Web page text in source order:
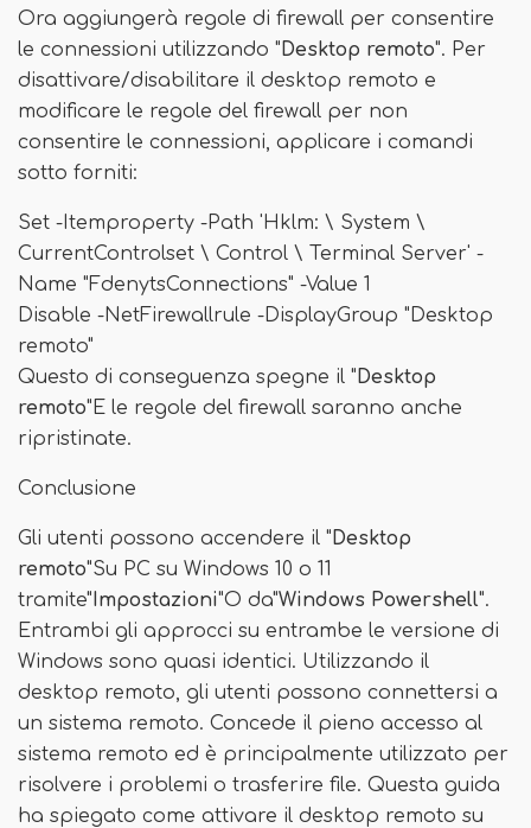
Ora aggiungerà regole di firewall per consentire
le connessioni utilizzando "Desktop remoto". Per
disattivare/disabilitare il desktop remoto e
modificare le regole del firewall per non
consentire le connessioni, applicare i comandi
sotto forniti:
Set -Itemproperty -Path 'Hklm: \ System \
CurrentControlset \ Control \ Terminal Server' -
Name "FdenytsConnections" -Value 1
Disable -NetFirewallrule -DisplayGroup "Desktop
remoto"
Questo di conseguenza spegne il "Desktop
remoto"E le regole del firewall saranno anche
ripristinate.
Conclusione
Gli utenti possono accendere il "Desktop
remoto"Su PC su Windows 10 o 11
tramite"Impostazioni"O da"Windows Powershell".
Entrambi gli approcci su entrambe le versione di
Windows sono quasi identici. Utilizzando il
desktop remoto, gli utenti possono connettersi a
un sistema remoto. Concede il pieno accesso al
sistema remoto ed è principalmente utilizzato per
risolvere i problemi o trasferire file. Questa guida
ha spiegato come attivare il desktop remoto su